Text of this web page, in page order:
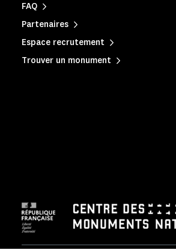
FAQ
Partenaires
Espace recrutement
Trouver un monument